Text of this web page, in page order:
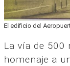
El edificio del
La vía de 500
homenaje a